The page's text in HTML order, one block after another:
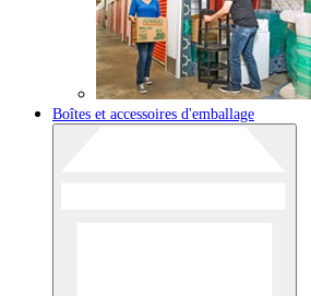
Boîtes et accessoires d'emballage